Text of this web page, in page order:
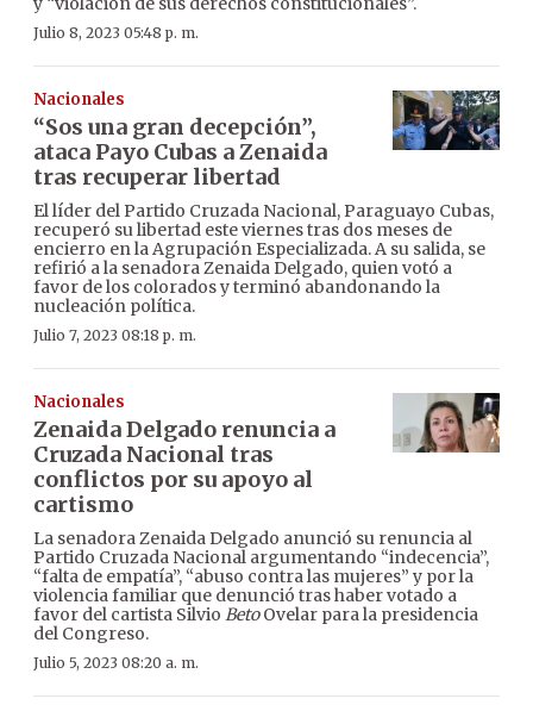
Julio 8, 2023 05:48 p. m.
Nacionales
“Sos una gran decepción”,
ataca Payo Cubas a Zenaida
tras recuperar libertad
El líder del Partido Cruzada Nacional, Paraguayo Cubas,
recuperó su libertad este viernes tras dos meses de
encierro en la Agrupación Especializada. A su salida, se
refirió a la senadora Zenaida Delgado, quien votó a
favor de los colorados y terminó abandonando la
nucleación política.
Julio 7, 2023 08:18 p. m.
Nacionales
Zenaida Delgado renuncia a
Cruzada Nacional tras
conflictos por su apoyo al
cartismo
La senadora Zenaida Delgado anunció su renuncia al
Partido Cruzada Nacional argumentando “indecencia”,
“falta de empatía”, “abuso contra las mujeres” y por la
violencia familiar que denunció tras haber votado a
favor del cartista Silvio BetoOvelar para la presidencia
del Congreso.
Julio 5, 2023 08:20 a. m.